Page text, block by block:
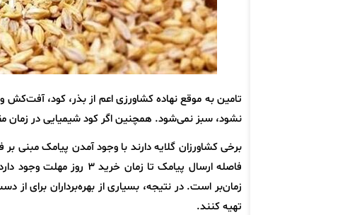
تامین به موقع نهاده کشاورزی اعم از بذر، کود،
نشود، سبز نمی‌شود. همچنین اگر کود شیمیایی در زمان
برخی کشاورزان گلایه دارند با وجود آمدن پیامک مبنی
فاصله ارسال پیامک تا
زمان‌بر است. در نتیجه، بسیاری از بهره‌برداران برای از
تهیه کنند.